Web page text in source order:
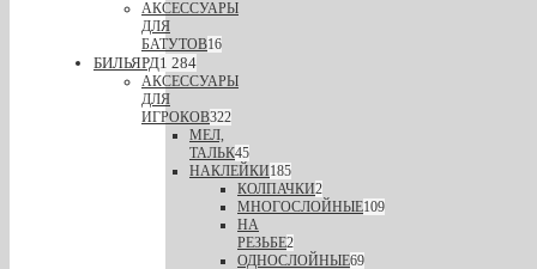
АКСЕССУАРЫ
ДЛЯ
БАТУТОВ16
БИЛЬЯРД1 284
АКСЕССУАРЫ
ДЛЯ
ИГРОКОВ322
МЕЛ,
ТАЛЬК45
НАКЛЕЙКИ185
КОЛПАЧКИ2
МНОГОСЛОЙНЫЕ109
НА
РЕЗЬБЕ2
ОДНОСЛОЙНЫЕ69